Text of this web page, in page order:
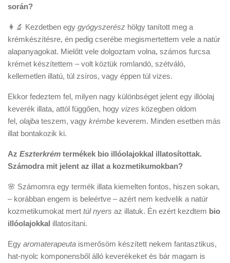
során?
👩‍🔬 Kezdetben egy gyógyszerész hölgy tanított meg a
krémkészítésre, én pedig cserébe megismertettem vele a natúr
alapanyagokat. Mielőtt vele dolgoztam volna, számos furcsa
krémet készítettem – volt köztük romlandó, szétváló,
kellemetlen illatú, túl zsíros, vagy éppen túl vizes.
Ekkor fedeztem fel, milyen nagy különbséget jelent egy illóolaj
keverék illata, attól függően, hogy vizes közegben oldom
fel, olajba teszem, vagy krémbe keverem. Minden esetben más
illat bontakozik ki.
Az Eszterkrém termékek bio illóolajokkal illatosítottak.
Számodra mit jelent az illat a kozmetikumokban?
🌸 Számomra egy termék illata kiemelten fontos, hiszen sokan,
– korábban engem is beleértve – azért nem kedvelik a natúr
kozmetikumokat mert túl nyers az illatuk. Én ezért kezdtem bio
illóolajokkal illatosítani.
Egy aromaterapeuta ismerősöm készített nekem fantasztikus,
hat-nyolc komponensből álló keverékeket és bár magam is